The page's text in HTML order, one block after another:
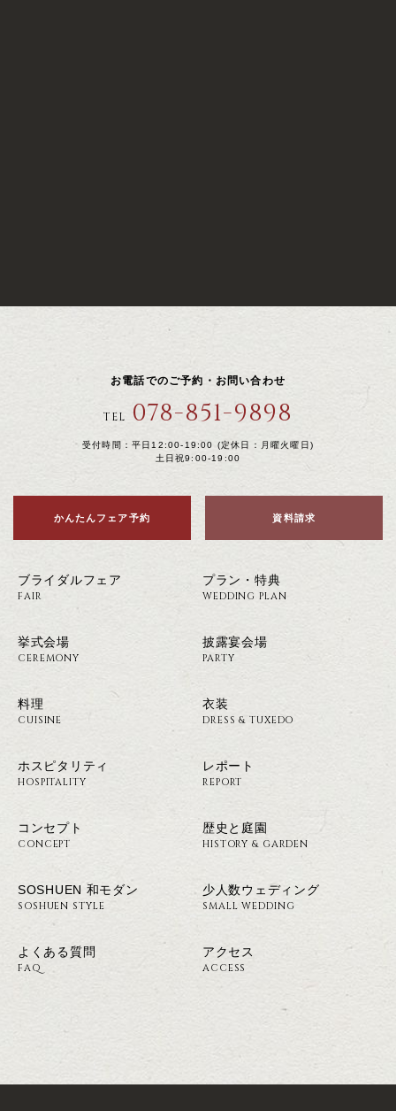
お電話でのご予約・お問い合わせ
TEL 078-851-9898
受付時間：平日12:00-19:00 (定休日：月曜火曜日)
土日祝9:00-19:00
かんたんフェア予約 資料請求
ブライダルフェア
FAIR
プラン・特典
WEDDING PLAN
挙式会場
CEREMONY
披露宴会場
PARTY
料理
CUISINE
衣装
DRESS & TUXEDO
ホスピタリティ
HOSPITALITY
レポート
REPORT
コンセプト
CONCEPT
歴史と庭園
HISTORY & GARDEN
SOSHUEN 和モダン
SOSHUEN STYLE
少人数ウェディング
SMALL WEDDING
よくある質問
FAQ
アクセス
ACCESS